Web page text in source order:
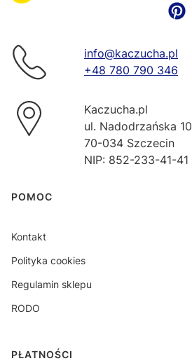
info@kaczucha.pl
+48 780 790 346
Kaczucha.pl
ul. Nadodrzańska 10
70-034 Szczecin
NIP: 852-233-41-41
Linki w stopce
POMOC
Kontakt
Polityka cookies
Regulamin sklepu
RODO
PŁATNOŚCI